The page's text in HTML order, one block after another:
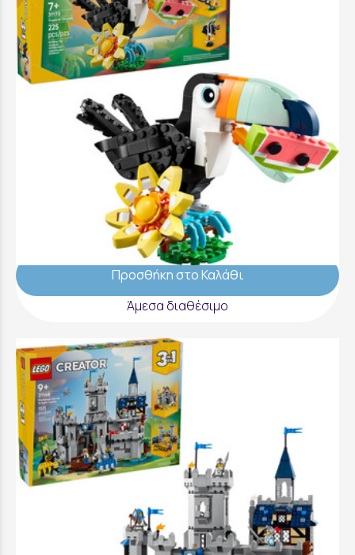
LEGO Creator Wild Animals: Tropical Toucan
- 31173
15,99 €
Προσθήκη στο Καλάθι
Άμεσα διαθέσιμο